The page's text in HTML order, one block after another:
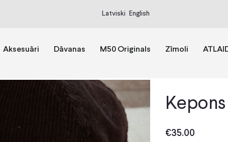
Latviski English
Aksesuāri Dāvanas M50 Originals Zīmoli
€35.00